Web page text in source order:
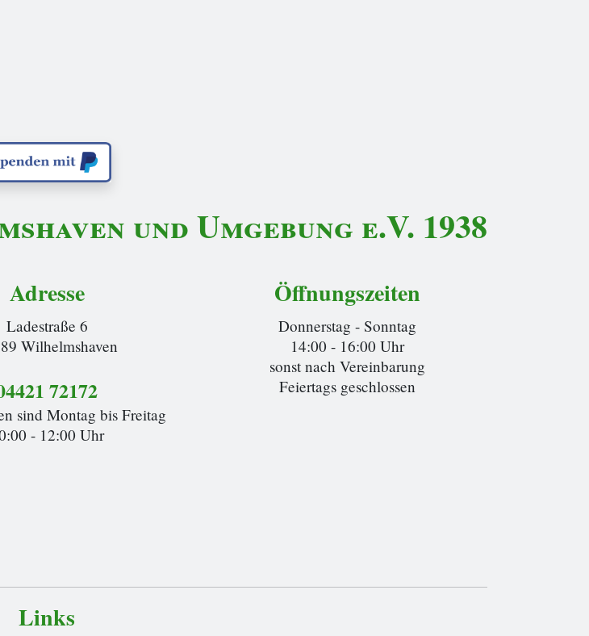
und Umgebung e.V. 1938
Adresse
Ladestraße 6
Wilhelmshaven
72172
sind Montag bis Freitag
- 12:00 Uhr
Öffnungszeiten
Donnerstag - Sonntag
14:00 - 16:00 Uhr
sonst nach Vereinbarung
Feiertags geschlossen
Links